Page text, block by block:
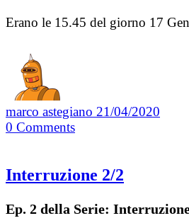
Erano le 15.45 del giorno 17
marco astegiano 21/04/2020
0 Comments
Interruzione 2/2
Ep. 2 della Serie: